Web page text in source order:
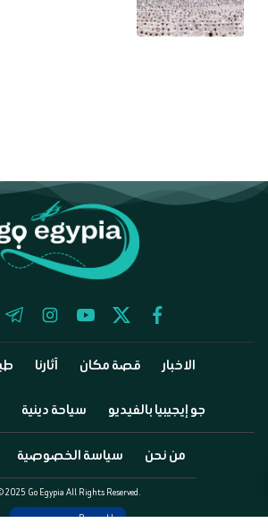
facebook
twitter
youtube
instagram
الاخبار قصة مكان آثارنا
جو إيجيبيا بالفيديو سياحة دينية
من نحن سياسة الخصوصية
Go Egypia All Rights Reserved.
Powered by